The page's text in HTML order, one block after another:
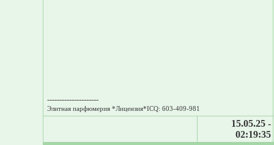
---------------------
Элитная парфюмерия *Лицензия*ICQ: 603-409-981
15.05.25 -
02:19:35